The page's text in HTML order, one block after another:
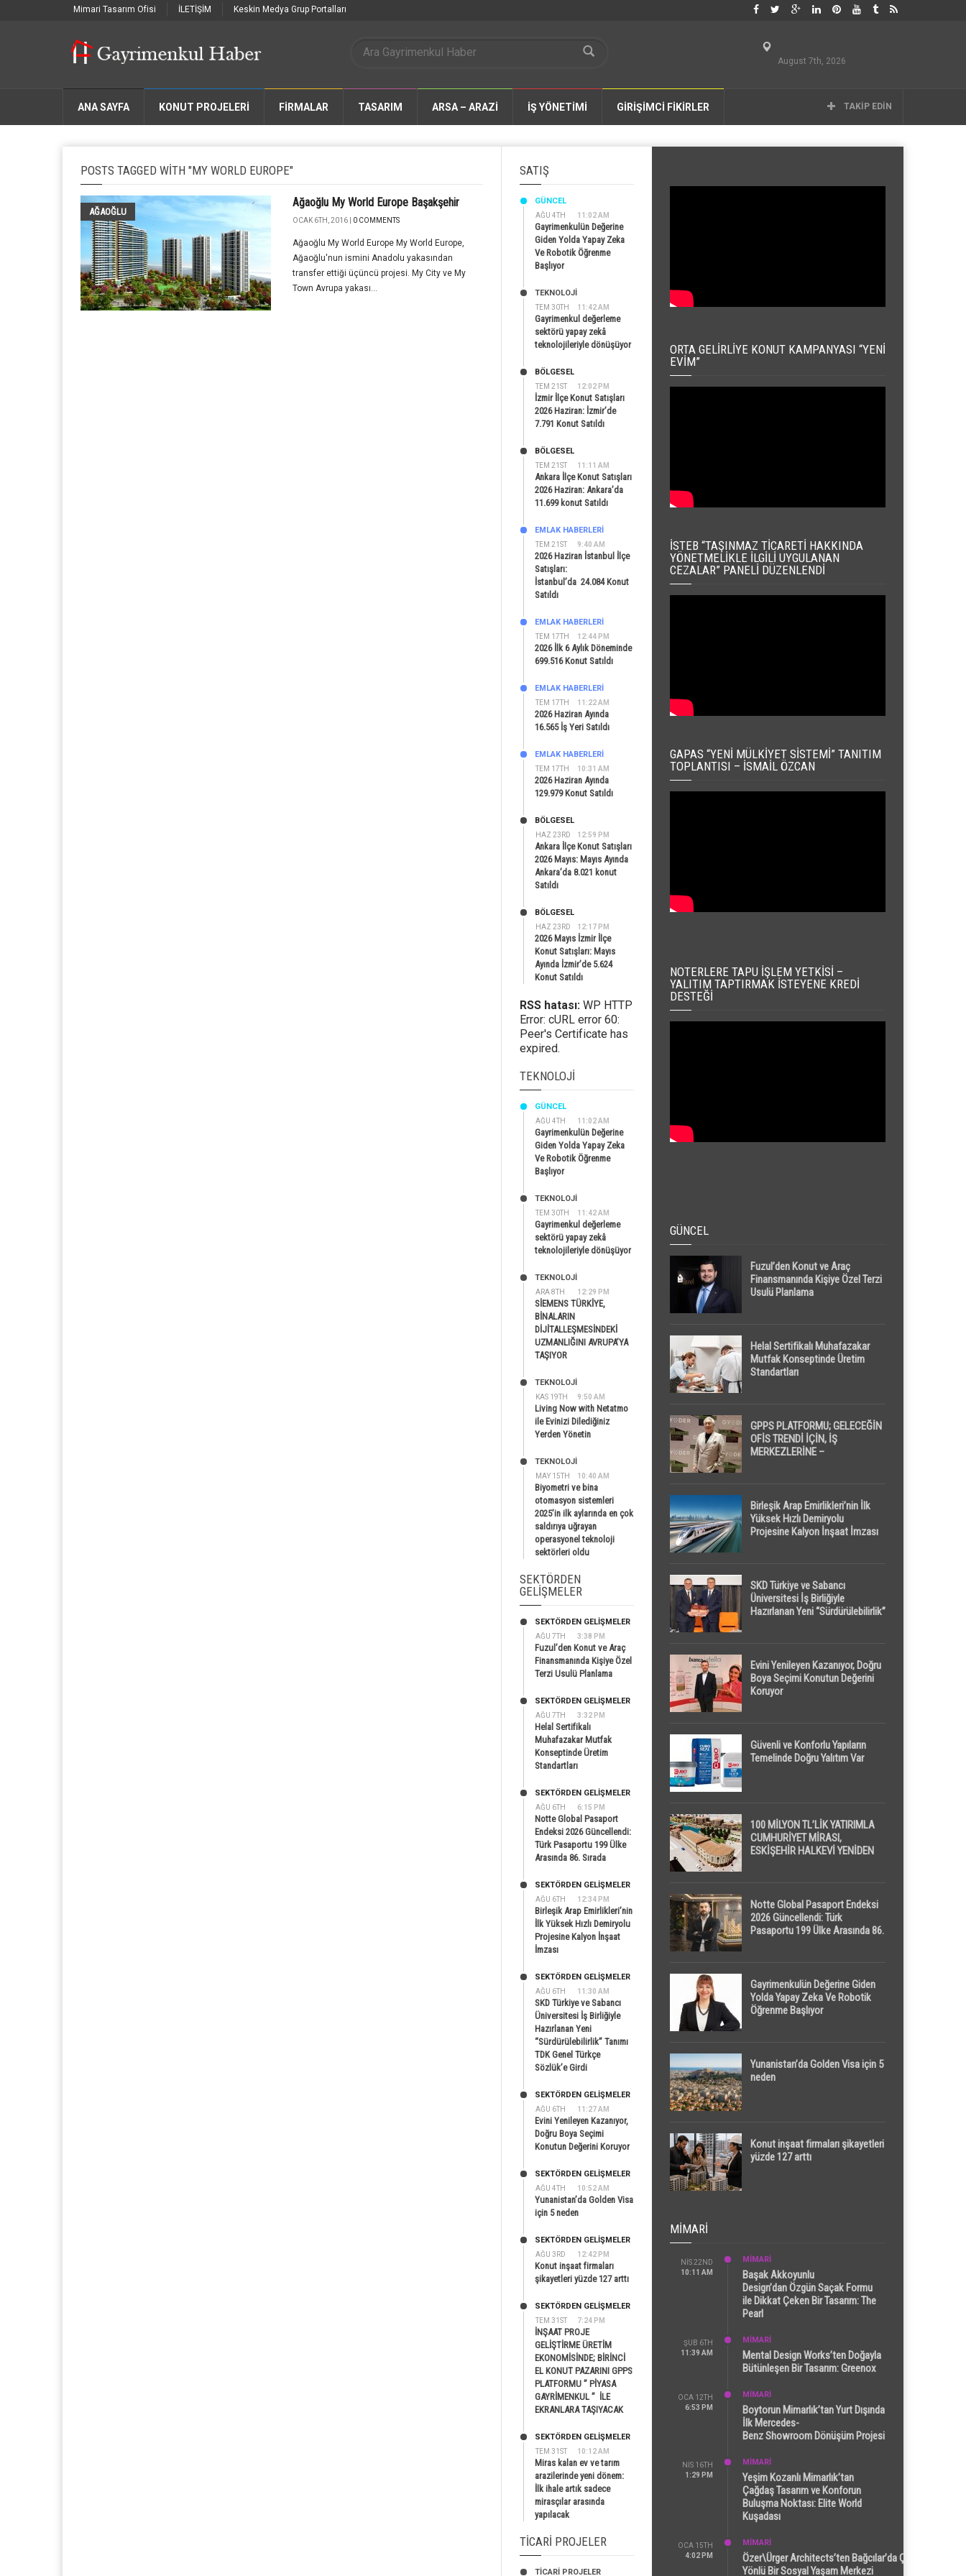
Mimari Tasarım Ofisi İLETİŞİM Keskin Medya Grup Portalları
August 7th, 2026
ANA SAYFA KONUT PROJELERİ FIRMALAR TASARIM ARSA – ARAZİ İŞ YÖNETİMİ GİRİŞİMCİ FİKİRLER TAKIP EDIN
POSTS TAGGED WITH "MY WORLD EUROPE"
AĞAOĞLU
Ağaoğlu My World Europe Başakşehir
OCAK 6TH, 2016 | 0 COMMENTS
Ağaoğlu My World Europe My World Europe,
Ağaoğlu'nun ismini Anadolu yakasından
transfer ettiği üçüncü projesi. My City ve My
Town Avrupa yakası...
SATIŞ
AĞU 4TH 11:02 AM
GÜNCEL
Gayrimenkulün Değerine
Giden Yolda Yapay Zeka
Ve Robotik Öğrenme
Başlıyor
TEM 30TH 11:42 AM
TEKNOLOJİ
Gayrimenkul değerleme
sektörü yapay zekâ
teknolojileriyle dönüşüyor
TEM 21ST 12:02 PM
BÖLGESEL
İzmir İlçe Konut Satışları
2026 Haziran: İzmir’de
7.791 Konut Satıldı
TEM 21ST 11:11 AM
BÖLGESEL
Ankara İlçe Konut Satışları
2026 Haziran: Ankara’da
11.699 konut Satıldı
TEM 21ST 9:40 AM
EMLAK HABERLERI
2026 Haziran İstanbul İlçe
Satışları:
İstanbul’da 24.084 Konut
Satıldı
TEM 17TH 12:44 PM
EMLAK HABERLERI
2026 İlk 6 Aylık Döneminde
699.516 Konut Satıldı
TEM 17TH 11:22 AM
EMLAK HABERLERI
2026 Haziran Ayında
16.565 İş Yeri Satıldı
TEM 17TH 10:31 AM
EMLAK HABERLERI
2026 Haziran Ayında
129.979 Konut Satıldı
HAZ 23RD 12:59 PM
BÖLGESEL
Ankara İlçe Konut Satışları
2026 Mayıs: Mayıs Ayında
Ankara’da 8.021 konut
Satıldı
HAZ 23RD 12:17 PM
BÖLGESEL
2026 Mayıs İzmir İlçe
Konut Satışları: Mayıs
Ayında İzmir’de 5.624
Konut Satıldı
RSS hatası: WP HTTP
Error: cURL error 60:
Peer's Certificate has
expired.
TEKNOLOJI
AĞU 4TH 11:02 AM
GÜNCEL
Gayrimenkulün Değerine
Giden Yolda Yapay Zeka
Ve Robotik Öğrenme
Başlıyor
TEM 30TH 11:42 AM
TEKNOLOJİ
Gayrimenkul değerleme
sektörü yapay zekâ
teknolojileriyle dönüşüyor
ARA 8TH 12:29 PM
TEKNOLOJİ
SİEMENS TÜRKİYE,
BİNALARIN
DİJİTALLEŞMESİNDEKİ
UZMANLIĞINI AVRUPA’YA
TAŞIYOR
KAS 19TH 9:50 AM
TEKNOLOJİ
Living Now with Netatmo
ile Evinizi Dilediğiniz
Yerden Yönetin
MAY 15TH 10:40 AM
TEKNOLOJİ
Biyometri ve bina
otomasyon sistemleri
2025’in ilk aylarında en çok
saldırıya uğrayan
operasyonel teknoloji
sektörleri oldu
SEKTÖRDEN
GELIŞMELER
AĞU 7TH 3:38 PM
SEKTÖRDEN GELIŞMELER
Fuzul’den Konut ve Araç
Finansmanında Kişiye Özel
Terzi Usulü Planlama
AĞU 7TH 3:32 PM
SEKTÖRDEN GELIŞMELER
Helal Sertifikalı
Muhafazakar Mutfak
Konseptinde Üretim
Standartları
AĞU 6TH 6:15 PM
SEKTÖRDEN GELIŞMELER
Notte Global Pasaport
Endeksi 2026 Güncellendi:
Türk Pasaportu 199 Ülke
Arasında 86. Sırada
AĞU 6TH 12:34 PM
SEKTÖRDEN GELIŞMELER
Birleşik Arap Emirlikleri’nin
İlk Yüksek Hızlı Demiryolu
Projesine Kalyon İnşaat
İmzası
AĞU 6TH 11:30 AM
SEKTÖRDEN GELIŞMELER
SKD Türkiye ve Sabancı
Üniversitesi İş Birliğiyle
Hazırlanan Yeni
“Sürdürülebilirlik” Tanımı
TDK Genel Türkçe
Sözlük’e Girdi
AĞU 6TH 11:27 AM
SEKTÖRDEN GELIŞMELER
Evini Yenileyen Kazanıyor,
Doğru Boya Seçimi
Konutun Değerini Koruyor
AĞU 4TH 10:52 AM
SEKTÖRDEN GELIŞMELER
Yunanistan’da Golden Visa
için 5 neden
AĞU 3RD 12:42 PM
SEKTÖRDEN GELIŞMELER
Konut inşaat firmaları
şikayetleri yüzde 127 arttı
TEM 31ST 7:24 PM
SEKTÖRDEN GELIŞMELER
İNŞAAT PROJE
GELİŞTİRME ÜRETİM
EKONOMİSİNDE; BİRİNCİ
EL KONUT PAZARINI GPPS
PLATFORMU ” PİYASA
GAYRİMENKUL ” İLE
EKRANLARA TAŞIYACAK
TEM 31ST 10:12 AM
SEKTÖRDEN GELIŞMELER
Miras kalan ev ve tarım
arazilerinde yeni dönem:
İlk ihale artık sadece
mirasçılar arasında
yapılacak
TICARI PROJELER
TİCARİ PROJELER
ORTA GELIRLIYE KONUT KAMPANYASI “YENI
EVIM”
İSTEB “TAŞINMAZ TICARETI HAKKINDA
YÖNETMELIKLE İLGILI UYGULANAN
CEZALAR” PANELI DÜZENLENDI
GAPAS “YENI MÜLKIYET SISTEMI” TANITIM
TOPLANTISI – İSMAIL ÖZCAN
NOTERLERE TAPU İŞLEM YETKISI –
YALITIM TAPTIRMAK İSTEYENE KREDI
DESTEĞI
GÜNCEL
Fuzul’den Konut ve Araç
Finansmanında Kişiye Özel Terzi
Usulü Planlama
Helal Sertifikalı Muhafazakar
Mutfak Konseptinde Üretim
Standartları
GPPS PLATFORMU; GELECEĞİN
OFİS TRENDİ İÇİN, İŞ
MERKEZLERİNE –
Birleşik Arap Emirlikleri’nin İlk
Yüksek Hızlı Demiryolu
Projesine Kalyon İnşaat İmzası
SKD Türkiye ve Sabancı
Üniversitesi İş Birliğiyle
Hazırlanan Yeni “Sürdürülebilirlik”
Evini Yenileyen Kazanıyor, Doğru
Boya Seçimi Konutun Değerini
Koruyor
Güvenli ve Konforlu Yapıların
Temelinde Doğru Yalıtım Var
100 MİLYON TL’LİK YATIRIMLA
CUMHURİYET MİRASI,
ESKİŞEHİR HALKEVİ YENİDEN
Notte Global Pasaport Endeksi
2026 Güncellendi: Türk
Pasaportu 199 Ülke Arasında 86.
Gayrimenkulün Değerine Giden
Yolda Yapay Zeka Ve Robotik
Öğrenme Başlıyor
Yunanistan’da Golden Visa için 5
neden
Konut inşaat firmaları şikayetleri
yüzde 127 arttı
MIMARI
NIS 22ND
10:11 AM
MİMARİ
Başak Akkoyunlu
Design’dan Özgün Saçak Formu
ile Dikkat Çeken Bir Tasarım: The
Pearl
ŞUB 6TH
11:39 AM
MİMARİ
Mental Design Works’ten Doğayla
Bütünleşen Bir Tasarım: Greenox
OCA 12TH
6:53 PM
MİMARİ
Boytorun Mimarlık’tan Yurt Dışında
İlk Mercedes-
Benz Showroom Dönüşüm Projesi
NIS 16TH
1:29 PM
MİMARİ
Yeşim Kozanlı Mimarlık’tan
Çağdaş Tasarım ve Konforun
Buluşma Noktası: Elite World
Kuşadası
OCA 15TH
4:02 PM
MİMARİ
Özer\Ürger Architects’ten Bağcılar’da Çok
Yönlü Bir Sosyal Yaşam Merkezi